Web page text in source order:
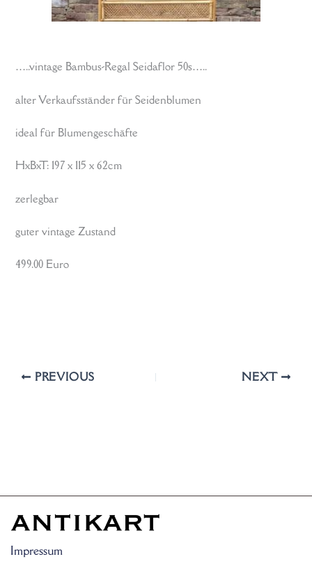
…..vintage Bambus-Regal Seidaflor 50s…..
alter Verkaufsständer für Seidenblumen
ideal für Blumengeschäfte
HxBxT: 197 x 115 x 62cm
zerlegbar
guter vintage Zustand
499.00 Euro
PREVIOUS NEXT
Impressum